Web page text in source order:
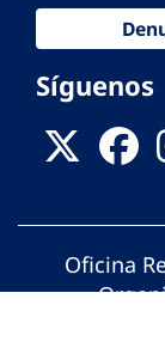
Síguenos
Oficina